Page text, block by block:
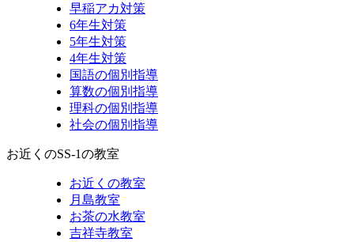
早稲アカ対策
6年生対策
5年生対策
4年生対策
国語の個別指導
算数の個別指導
理科の個別指導
社会の個別指導
お近くのSS-1の教室
お近くの教室
月島教室
お茶の水教室
吉祥寺教室